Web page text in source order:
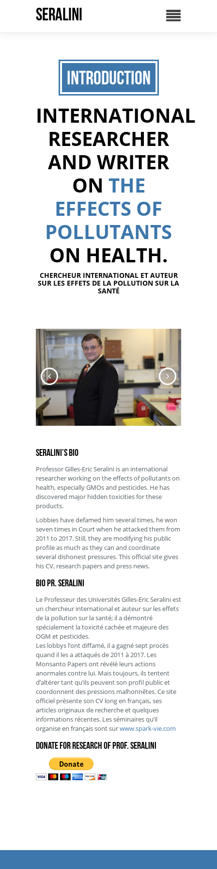
SERALINI
Introduction
INTERNATIONAL
RESEARCHER
AND WRITER
ON THE
EFFECTS OF
POLLUTANTS
ON HEALTH.
CHERCHEUR INTERNATIONAL ET AUTEUR
SUR LES EFFETS DE LA POLLUTION SUR LA
SANTÉ
Seralini’s Bio
Professor Gilles-Eric Seralini is an international
researcher working on the effects of pollutants on
health, especially GMOs and pesticides. He has
discovered major hidden toxicities for these
products.
Lobbies have defamed him several times, he won
seven times in Court when he attacked them from
2011 to 2017. Still, they are modifying his public
profile as much as they can and coordinate
several dishonest pressures. This official site gives
his CV, research papers and press news.
Bio Pr. Seralini
Le Professeur des Universités Gilles-Eric Seralini est
un chercheur international et auteur sur les effets
de la pollution sur la santé; il a démontré
spécialement la toxicité cachée et majeure des
OGM et pesticides.
Les lobbys l’ont diffamé, il a gagné sept procès
quand il les a attaqués de 2011 à 2017. Les
Monsanto Papers ont révélé leurs actions
anormales contre lui. Mais toujours, ils tentent
d’altérer tant qu’ils peuvent son profil public et
coordonnent des pressions malhonnêtes. Ce site
officiel présente son CV long en français, ses
articles originaux de recherche et quelques
informations récentes. Les séminaires qu’il
organise en français sont surwww.spark-vie.com
Donate for research of Prof. Seralini